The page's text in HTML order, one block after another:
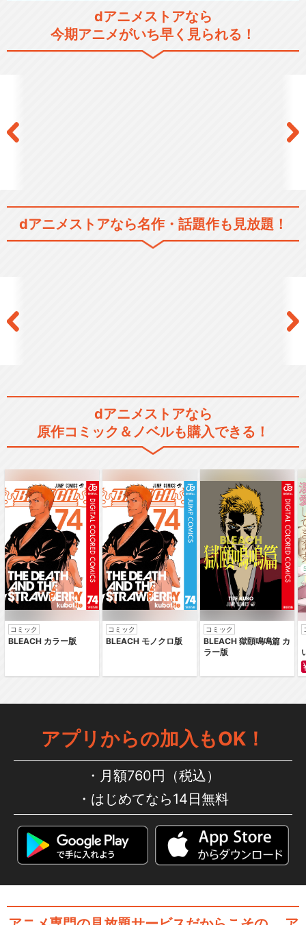
dアニメストアなら
今期アニメがいち早く見られる！
dアニメストアなら名作・話題作も見放題！
dアニメストアなら
原作コミック＆ノベルも購入できる！
コミック
BLEACH カラー版
コミック
BLEACH モノクロ版
コミック
BLEACH 獄頤鳴鳴篇 カ
ラー版
アプリからの加入もOK！
月額760円（税込）
はじめてなら14日無料